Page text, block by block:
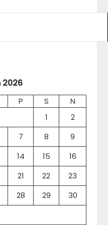
2026
P S
N
1
2
7 8
9
14 15
16
21 22
23
28 29
30